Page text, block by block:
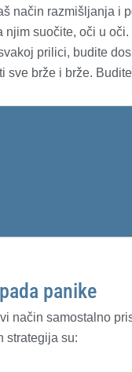
način razmišljanja i
suočite, oči u
prilici, budite
sve brže i brže.
panike
način samostalno
strategija su: